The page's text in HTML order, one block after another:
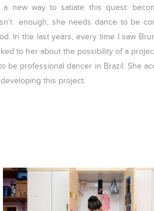
a new way to satiate this quest:
enough, she needs dance to be
In the last years, every time I saw
to her about the possibility of a
be professional dancer in Brazil. She
this project.